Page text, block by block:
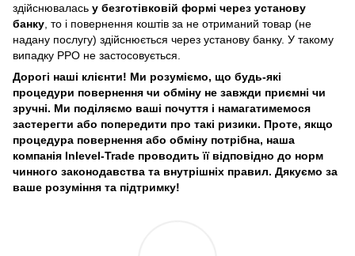
здійснювалась у безготівковій формі через установу
банку, то і повернення коштів за не отриманий товар (не
надану послугу) здійснюється через установу банку. У такому
випадку РРО не застосовується.
Дорогі наші клієнти! Ми розуміємо, що будь-які
процедури повернення чи обміну не завжди приємні чи
зручні. Ми поділяємо ваші почуття і намагатимемося
застерегти або попередити про такі ризики. Проте, якщо
процедура повернення або обміну потрібна, наша
компанія Inlevel-Trade проводить її відповідно до норм
чинного законодавства та внутрішніх правил. Дякуємо за
ваше розуміння та підтримку!